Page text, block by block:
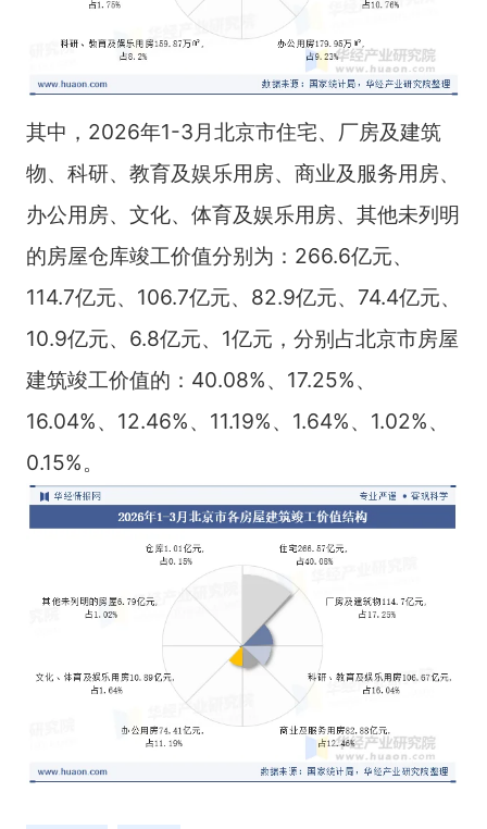
其中，2026年1-3月北京市住宅、厂房及建筑
物、科研、教育及娱乐用房、商业及服务用房、
办公用房、文化、体育及娱乐用房、其他未列明
的房屋仓库竣工价值分别为：266.6亿元、
114.7亿元、106.7亿元、82.9亿元、74.4亿元、
10.9亿元、6.8亿元、1亿元，分别占北京市房屋
建筑竣工价值的：40.08%、17.25%、
16.04%、12.46%、11.19%、1.64%、1.02%、
0.15%。